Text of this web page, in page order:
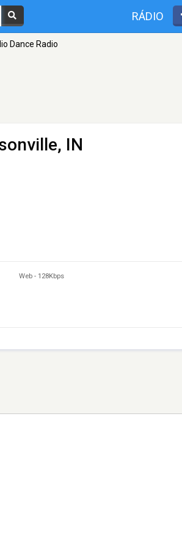
RÁDIO
Dance Radio
IN
Web - 128Kbps